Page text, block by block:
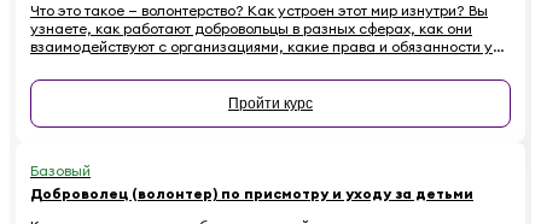
Что это такое — волонтерство? Как устроен этот мир изнутри? Вы
узнаете, как работают добровольцы в разных сферах, как они
взаимодействуют с организациями, какие права и обязанности у
распространенных ошибок.
Пройти курс
Базовый
Доброволец (волонтер) по присмотру и уходу за детьми